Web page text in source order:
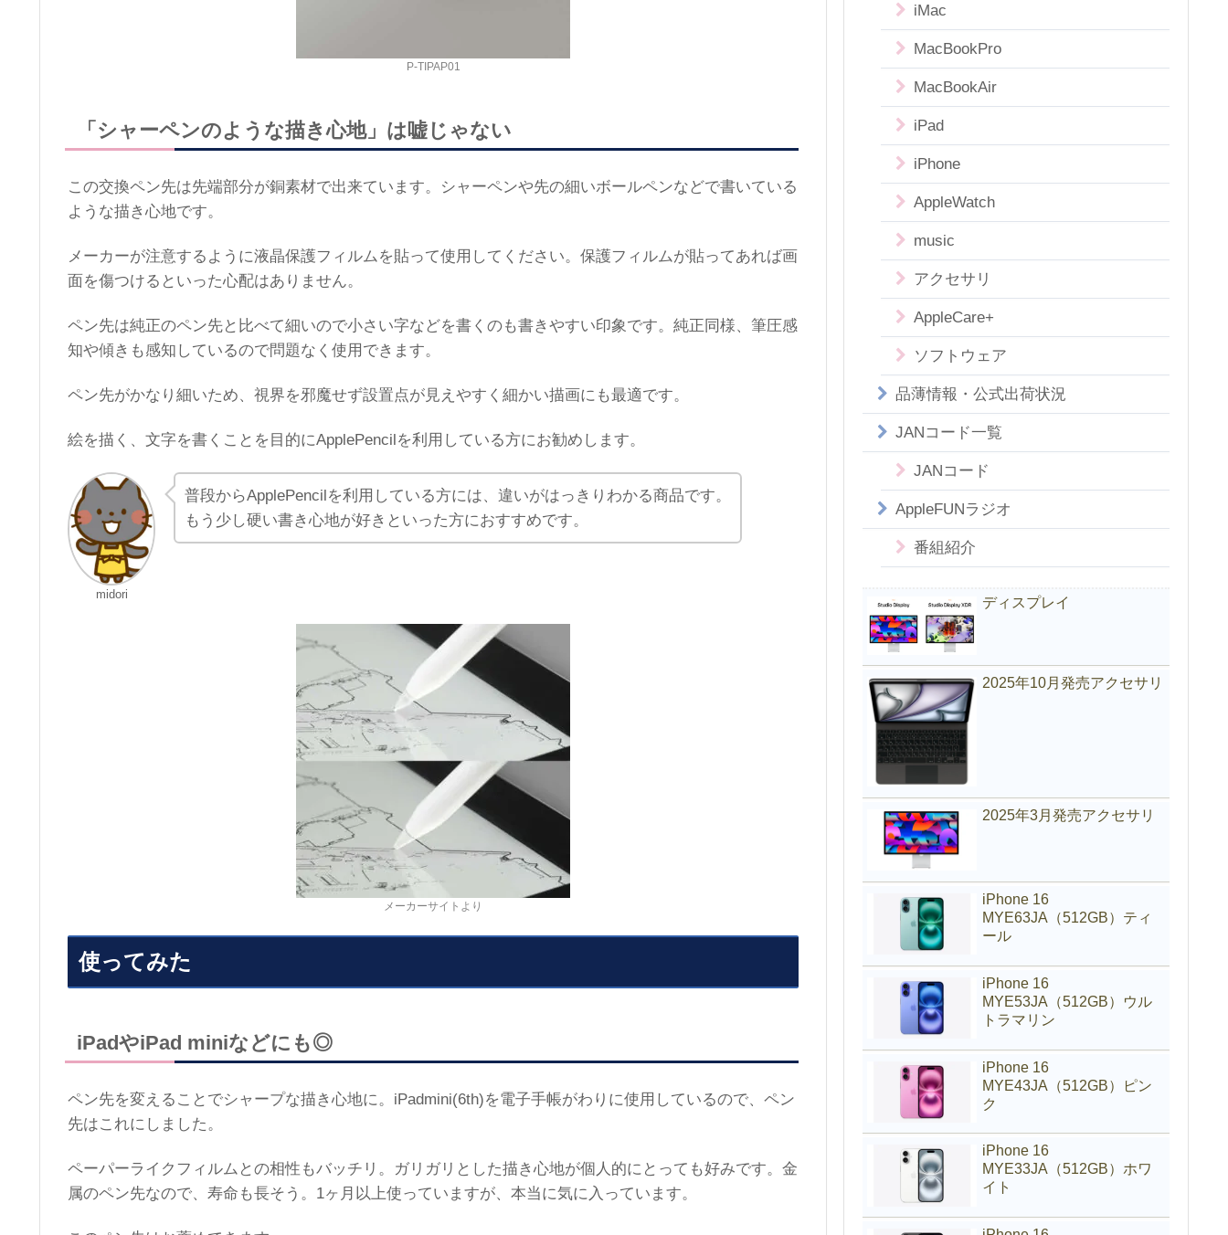
P-TIPAP01
「シャーペンのような描き心地」は嘘じゃない
この交換ペン先は先端部分が銅素材で出来ています。シャーペンや先の細いボールペンなどで書いている
ような描き心地です。
メーカーが注意するように液晶保護フィルムを貼って使用してください。保護フィルムが貼ってあれば画
面を傷つけるといった心配はありません。
ペン先は純正のペン先と比べて細いので小さい字などを書くのも書きやすい印象です。純正同様、筆圧感
知や傾きも感知しているので問題なく使用できます。
ペン先がかなり細いため、視界を邪魔せず設置点が見えやすく細かい描画にも最適です。
絵を描く、文字を書くことを目的にApplePencilを利用している方にお勧めします。
midori
普段からApplePencilを利用している方には、違いがはっきりわかる商品です。
もう少し硬い書き心地が好きといった方におすすめです。
メーカーサイトより
使ってみた
iPadやiPad miniなどにも◎
ペン先を変えることでシャープな描き心地に。iPadmini(6th)を電子手帳がわりに使用しているので、ペン
先はこれにしました。
ペーパーライクフィルムとの相性もバッチリ。ガリガリとした描き心地が個人的にとっても好みです。金
属のペン先なので、寿命も長そう。1ヶ月以上使っていますが、本当に気に入っています。
iMac
MacBookPro
MacBookAir
iPad
iPhone
AppleWatch
music
アクセサリ
AppleCare+
ソフトウェア
品薄情報・公式出荷状況
JANコード一覧
JANコード
AppleFUNラジオ
番組紹介
ディスプレイ
2025年10月発売アクセサリ
2025年3月発売アクセサリ
iPhone 16
MYE63JA（512GB）ティ
ール
iPhone 16
MYE53JA（512GB）ウル
トラマリン
iPhone 16
MYE43JA（512GB）ピン
ク
iPhone 16
MYE33JA（512GB）ホワ
イト